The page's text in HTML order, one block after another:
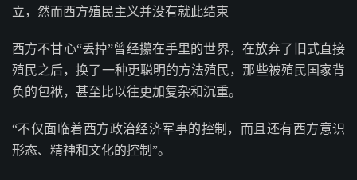
立，然而西方殖民主义并没有就此结束
西方不甘心“丢掉”曾经攥在手里的世界，在放弃了旧式直接
殖民之后，换了一种更聪明的方法殖民，那些被殖民国家背
负的包袱，甚至比以往更加复杂和沉重。
“不仅面临着西方政治经济军事的控制，而且还有西方意识
形态、精神和文化的控制”。